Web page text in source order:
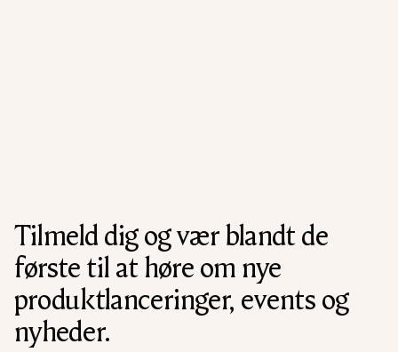
Tilmeld dig og vær blandt de
første til at høre om nye
produktlanceringer, events og
nyheder.